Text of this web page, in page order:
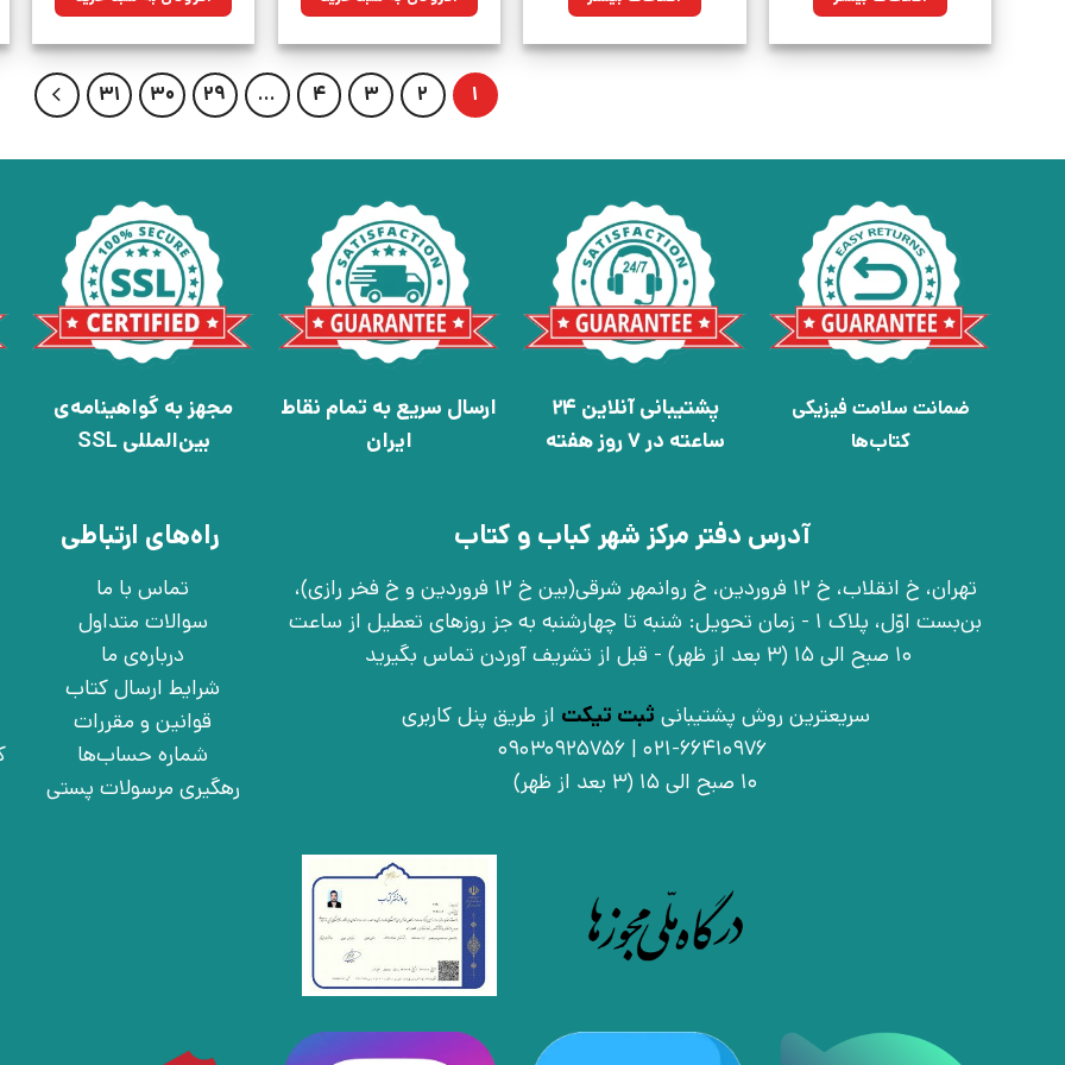
بود. بود.
1
2
3
4
…
29
30
31
ضمانت سلامت فیزیکی
کتاب‌ها
پشتیبانی آنلاین 24
ساعته در 7 روز هفته
ارسال سریع به تمام نقاط
ایران
مجهز به گواهینامه‌ی
بین‌المللی SSL
آدرس دفتر مرکز شهر کباب و کتاب
تهران، خ انقلاب، خ 12 فروردین، خ روانمهر شرقی(بین خ 12 فروردین و خ فخر رازی)،
بن‌بست اوّل، پلاک 1 - زمان تحویل: شنبه تا چهارشنبه به جز روزهای تعطیل از ساعت
10 صبح الی 15 (3 بعد از ظهر) - قبل از تشریف آوردن تماس بگیرید
سریعترین روش پشتیبانی ثبت تیکت از طریق پنل کاربری
10 صبح الی 15 (3 بعد از ظهر)
راه‌های ارتباطی
تماس با ما
سوالات متداول
درباره‌ی ما
شرایط ارسال کتاب
قوانین و مقررات
شماره حساب‌ها
رهگیری مرسولات پستی